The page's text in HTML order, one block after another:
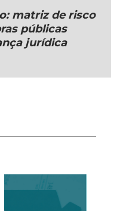
matriz de risco
públicas
jurídica